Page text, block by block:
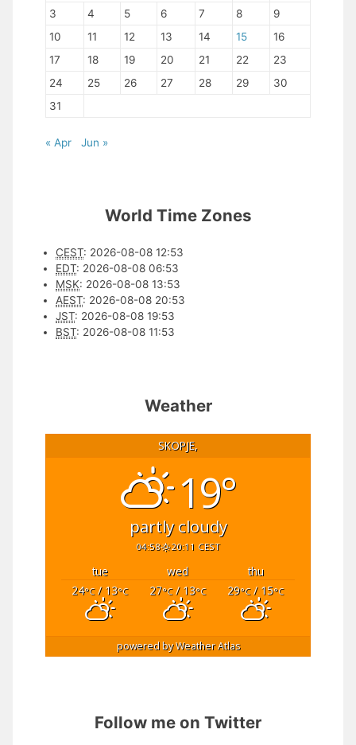
3
4 5 6 7 8
9
10
11 12 13 14 15
16
17
18 19 20 21 22
23
24
25 26 27 28 29
30
31
« Apr Jun »
World Time Zones
CEST: 2026-08-08 12:53
EDT: 2026-08-08 06:53
MSK: 2026-08-08 13:53
AEST: 2026-08-08 20:53
JST: 2026-08-08 19:53
BST: 2026-08-08 11:53
Weather
SKOPJE,
19°
partly cloudy
04:58 20:11 CEST
tue wed
thu
24°C/ 13°C 27°C/ 13°C 29°C/ 15°C
powered byWeather Atlas
Follow me on Twitter